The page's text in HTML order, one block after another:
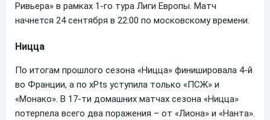
Ривьера» в рамках 1-го тура Лиги Европы. Матч
начнется 24 сентября в 22:00 по московскому времени.
Ницца
По итогам прошлого сезона «Ницца» финишировала 4-й
во Франции, а по xPts уступила только «ПСЖ» и
«Монако». В 17-ти домашних матчах сезона «Ницца»
потерпела всего два поражения – от «Лиона» и «Нанта».